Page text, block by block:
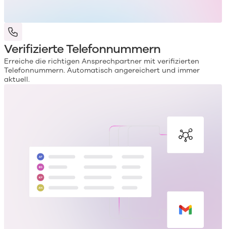
Verifizierte Telefonnummern
Erreiche die richtigen Ansprechpartner mit verifizierten
Telefonnummern. Automatisch angereichert und immer
aktuell.